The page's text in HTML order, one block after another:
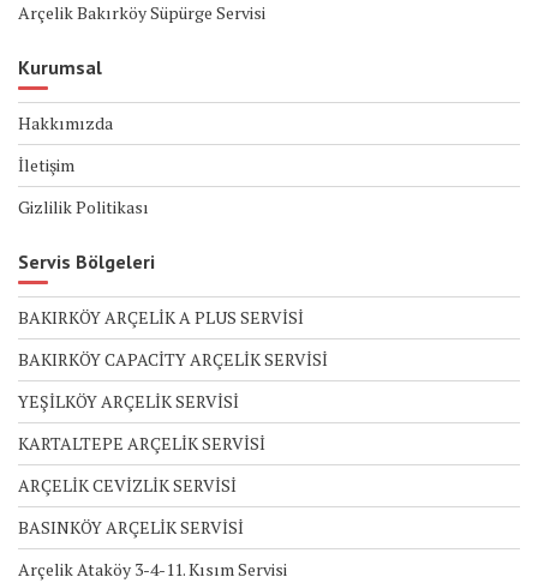
Arçelik Bakırköy Süpürge Servisi
Kurumsal
Hakkımızda
İletişim
Gizlilik Politikası
Servis Bölgeleri
BAKIRKÖY ARÇELİK A PLUS SERVİSİ
BAKIRKÖY CAPACİTY ARÇELİK SERVİSİ
YEŞİLKÖY ARÇELİK SERVİSİ
KARTALTEPE ARÇELİK SERVİSİ
ARÇELİK CEVİZLİK SERVİSİ
BASINKÖY ARÇELİK SERVİSİ
Arçelik Ataköy 3-4-11. Kısım Servisi